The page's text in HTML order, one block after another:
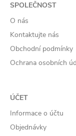
SPOLEČNOST
O nás
Kontaktujte nás
Obchodní podmínky
Ochrana osobních
ÚČET
Informace o účtu
Objednávky